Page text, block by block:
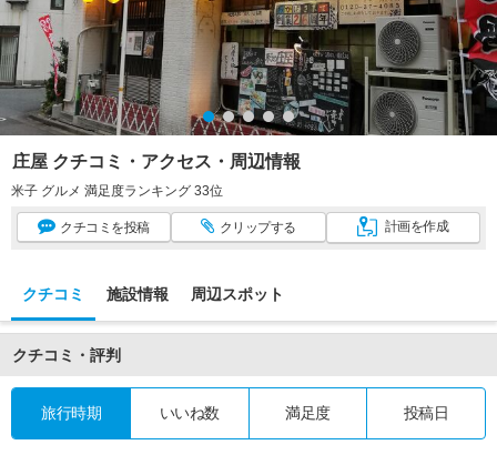
庄屋 クチコミ・アクセス・周辺情報
米子 グルメ 満足度ランキング 33位
クチコミ を投稿 クリップする 計画を作成
クチコミ 施設情報 周辺スポット
クチコミ・評判
旅行時期 いいね数 満足度 投稿日